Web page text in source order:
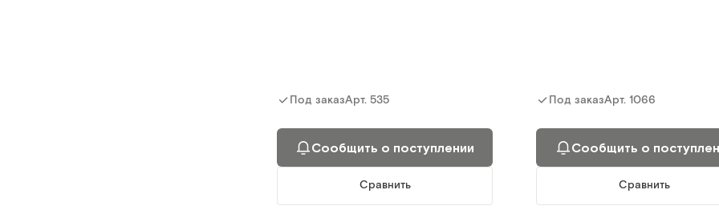
Под заказАрт. 535
Сообщить о поступлении
Сравнить
Под заказАрт.1066
Сообщить о
Сравнить